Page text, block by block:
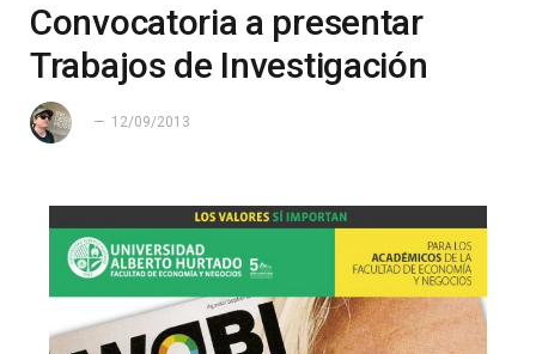
Convocatoria a presentar
Trabajos de Investigación
12/09/2013